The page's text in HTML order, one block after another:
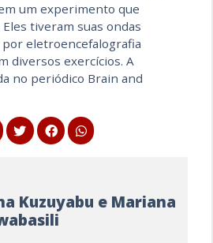
um experimento que
tiveram suas ondas
eletroencefalografia
diversos exercícios. A
no periódico Brain and
Kuzuyabu e Mariana